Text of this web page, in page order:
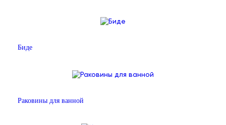
Биде
Раковины для ванной